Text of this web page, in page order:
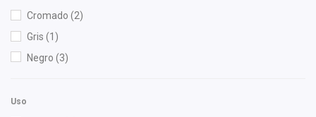
Cromado (2)
Gris (1)
Negro (3)
Uso